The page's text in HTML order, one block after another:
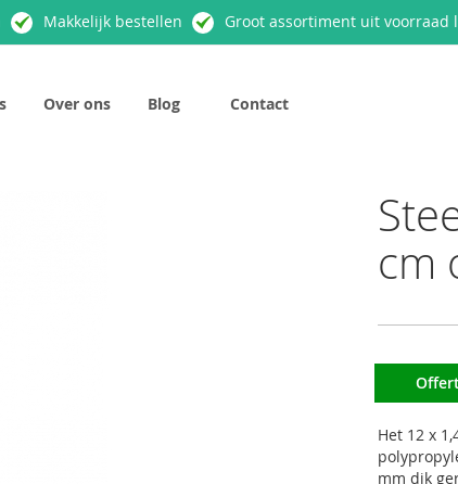
Makkelijk bestellen Groot assortiment uit voorraad
Over ons Blog Contact
cm
Het 12 x
mm dik